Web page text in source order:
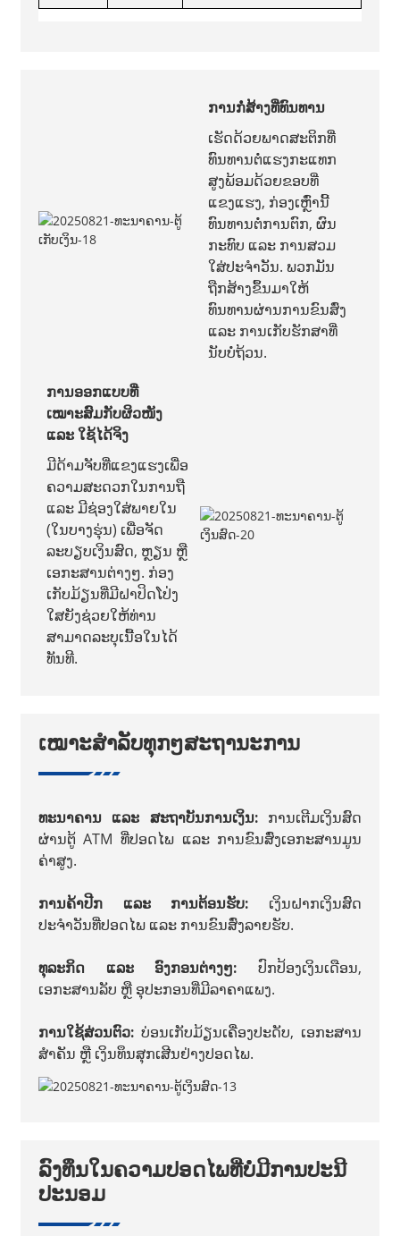
ການກໍ່ສ້າງທີ່ທົນທານ
ເຮັດດ້ວຍພາດສະຕິກທີ່
ທົນທານຕໍ່ແຮງກະແທກ
ສູງພ້ອມດ້ວຍຂອບທີ່
ແຂງແຮງ, ກ່ອງເຫຼົ່ານີ້
ທົນທານຕໍ່ການຕົກ, ຜົນ
ກະທົບ ແລະ ການສວມ
ໃສ່ປະຈຳວັນ. ພວກມັນ
ຖືກສ້າງຂຶ້ນມາໃຫ້
ທົນທານຜ່ານການຂົນສົ່ງ
ແລະ ການເກັບຮັກສາທີ່
ນັບບໍ່ຖ້ວນ.
ການອອກແບບທີ່
ເໝາະສົມກັບຜິວໜັງ
ແລະ ໃຊ້ໄດ້ຈິງ
ມີດ້າມຈັບທີ່ແຂງແຮງເພື່ອ
ຄວາມສະດວກໃນການຖື
ແລະ ມີຊ່ອງໃສ່ພາຍໃນ
(ໃນບາງຮຸ່ນ) ເພື່ອຈັດ
ລະບຽບເງິນສົດ, ຫຼຽນ ຫຼື
ເອກະສານຕ່າງໆ. ກ່ອງ
ເກັບມ້ຽນທີ່ມີຝາປິດໂປ່ງ
ໃສຍັງຊ່ວຍໃຫ້ທ່ານ
ສາມາດລະບຸເນື້ອໃນໄດ້
ທັນທີ.
ເໝາະສຳລັບທຸກໆສະຖານະການ
ທະນາຄານ ແລະ ສະຖາບັນການເງິນ: ການເຕີມເງິນສົດ
ຜ່ານຕູ້ ATM ທີ່ປອດໄພ ແລະ ການຂົນສົ່ງເອກະສານມູນ
ຄ່າສູງ.
ການຄ້າປີກ ແລະ ການຕ້ອນຮັບ:
ເງິນຝາກເງິນສົດ
ປະຈຳວັນທີ່ປອດໄພ ແລະ ການຂົນສົ່ງລາຍຮັບ.
ທຸລະກິດ ແລະ ອົງກອນຕ່າງໆ:
ປົກປ້ອງເງິນເດືອນ,
ເອກະສານລັບ ຫຼື ອຸປະກອນທີ່ມີລາຄາແພງ.
ການໃຊ້ສ່ວນຕົວ: ບ່ອນເກັບມ້ຽນເຄື່ອງປະດັບ, ເອກະສານ
ສຳຄັນ ຫຼື ເງິນທຶນສຸກເສີນຢ່າງປອດໄພ.
ລົງທຶນໃນຄວາມປອດໄພທີ່ບໍ່ມີການປະນີ
ປະນອມ